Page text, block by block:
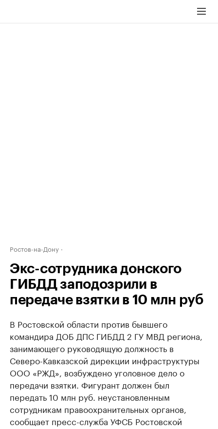
Ростов-на-Дону
Экс-сотрудника донского
ГИБДД заподозрили в
передаче взятки в 10 млн руб
В Ростовской области против бывшего
командира ДОБ ДПС ГИБДД 2 ГУ МВД региона,
занимающего руководящую должность в
Северо-Кавказской дирекции инфраструктуры
ООО «РЖД», возбуждено уголовное дело о
передачи взятки. Фигурант должен был
передать 10 млн руб. неустановленным
сотрудникам правоохранительных органов,
сообщает пресс-служба УФСБ Ростовской